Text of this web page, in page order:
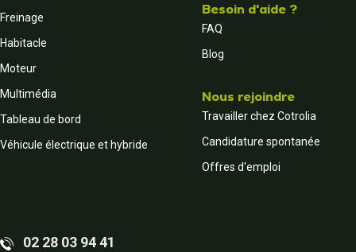
Freinage
Habitacle
Moteur
Multimédia
Tableau de bord
Véhicule électrique et hybride
Besoin d'aide ?
FAQ
Blog
Nous rejoindre
Travailler chez Cotrolia
Candidature spontanée
Offres d'emploi
02 28 03 94 41